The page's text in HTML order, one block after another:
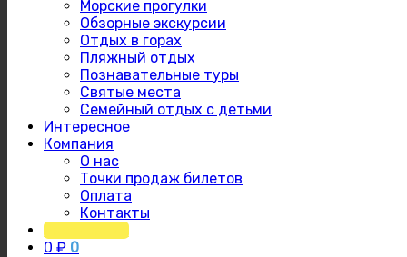
Морские прогулки
Обзорные экскурсии
Отдых в горах
Пляжный отдых
Познавательные туры
Святые места
Семейный отдых с детьми
Интересное
Компания
О нас
Точки продаж билетов
Оплата
Контакты
Расписание
0 ₽ 0